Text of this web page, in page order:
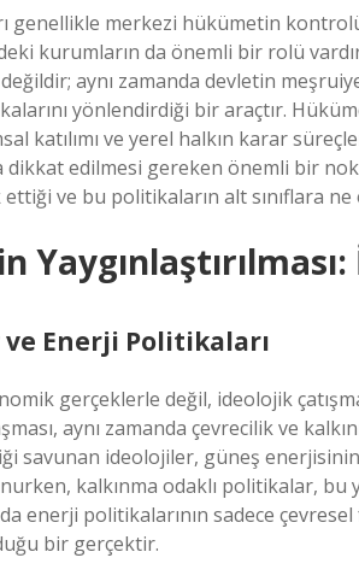
genellikle merkezi hükümetin
kurumların da önemli bir rolü
aynı zamanda devletin
yönlendirdiği bir araçtır.
katılımı ve yerel halkın karar
edilmesi gereken önemli bir
ve bu politikaların alt sınıflara ne
Enerji Politikaları
gerçeklerle değil, ideolojik
aynı zamanda çevrecilik ve
savunan ideolojiler, güneş enerjisinin
kalkınma odaklı politikalar, bu
enerji politikalarının sadece
bir gerçektir.